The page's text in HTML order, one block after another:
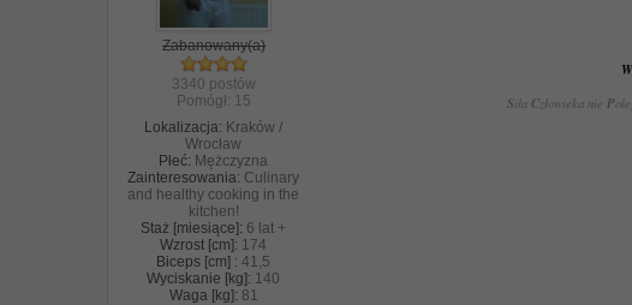
Zabanowany(a)
3340 postów
Pomógł: 15
Lokalizacja: Kraków /
Wrocław
Płeć: Mężczyzna
Zainteresowania: Culinary
and healthy cooking in the
kitchen!
Staż [miesiące]: 6 lat +
Wzrost [cm]: 174
Biceps [cm] : 41,5
Wyciskanie [kg]: 140
Waga [kg]: 81
Siła Człowieka nieP